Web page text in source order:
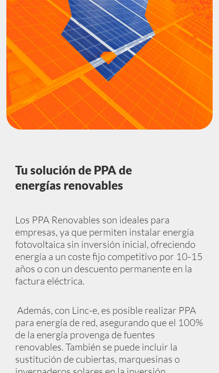
Tu solución de PPA de
energías renovables
Los PPA Renovables son ideales para
empresas, ya que permiten instalar energía
fotovoltaica sin inversión inicial, ofreciendo
energía a un coste fijo competitivo por 10-15
años o con un descuento permanente en la
factura eléctrica.
Además, con Linc-e, es posible realizar PPA
para energía de red, asegurando que el 100%
de la energía provenga de fuentes
renovables. También se puede incluir la
sustitución de cubiertas, marquesinas o